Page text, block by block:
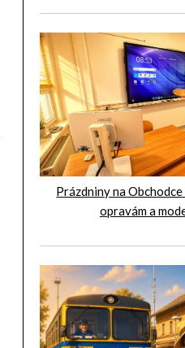
Prázdniny na
opravám a